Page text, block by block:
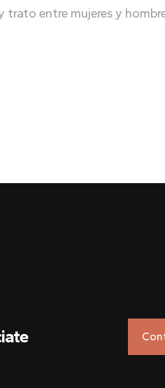
entre mujeres y